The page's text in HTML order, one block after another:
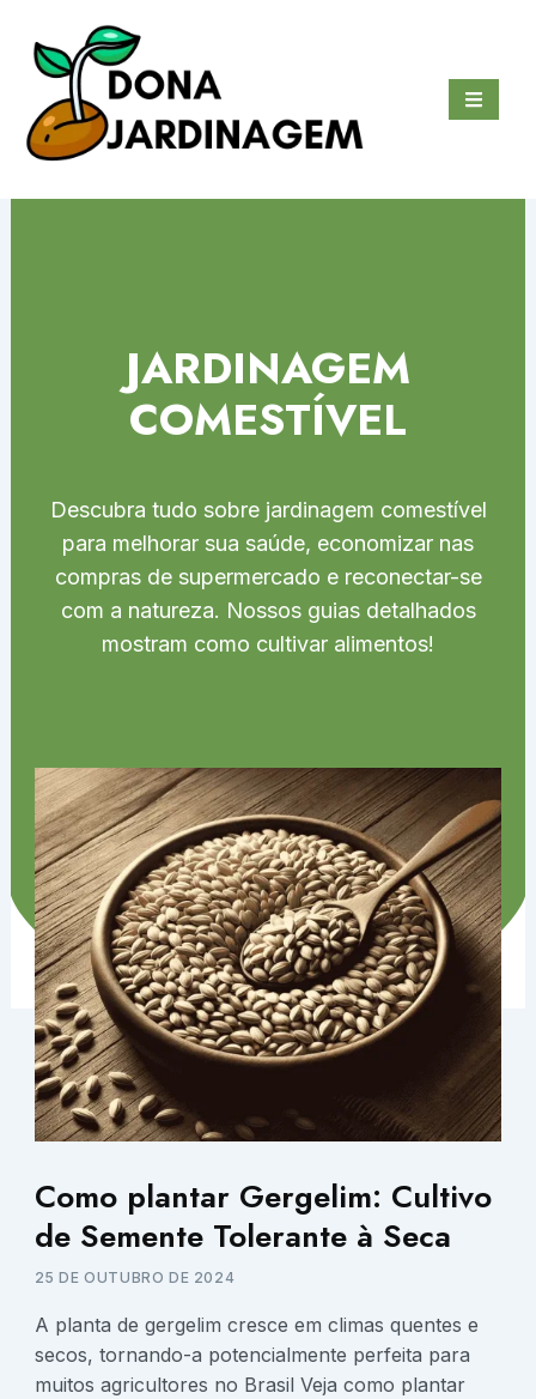
para
conteúdo
JARDINAGEM
COMESTÍVEL
Descubra tudo sobre jardinagem comestível
para melhorar sua saúde, economizar nas
compras de supermercado e reconectar-se
com a natureza. Nossos guias detalhados
mostram como cultivar alimentos!
Como plantar Gergelim: Cultivo
de Semente Tolerante à Seca
25 DE OUTUBRO DE 2024
A planta de gergelim cresce em climas quentes e
secos, tornando-a potencialmente perfeita para
muitos agricultores no Brasil Veja como plantar
PAGEPAGE